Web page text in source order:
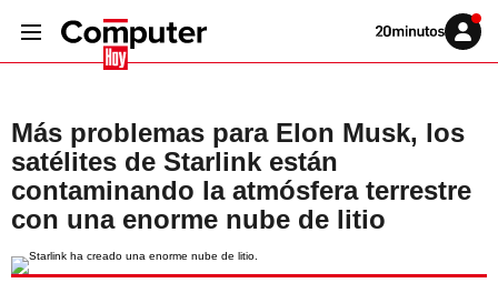
Volver
Iniciar
sesión
Más problemas para Elon Musk, los
satélites de Starlink están
contaminando la atmósfera terrestre
con una enorme nube de litio